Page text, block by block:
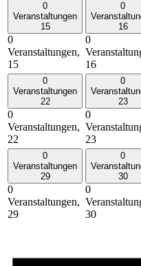
0
Veranstaltungen
15
0
Veranstaltungen,
15
0
16
0
16
0
Veranstaltungen
22
0
Veranstaltungen,
22
0
23
0
23
0
Veranstaltungen
29
0
Veranstaltungen,
29
0
30
0
30